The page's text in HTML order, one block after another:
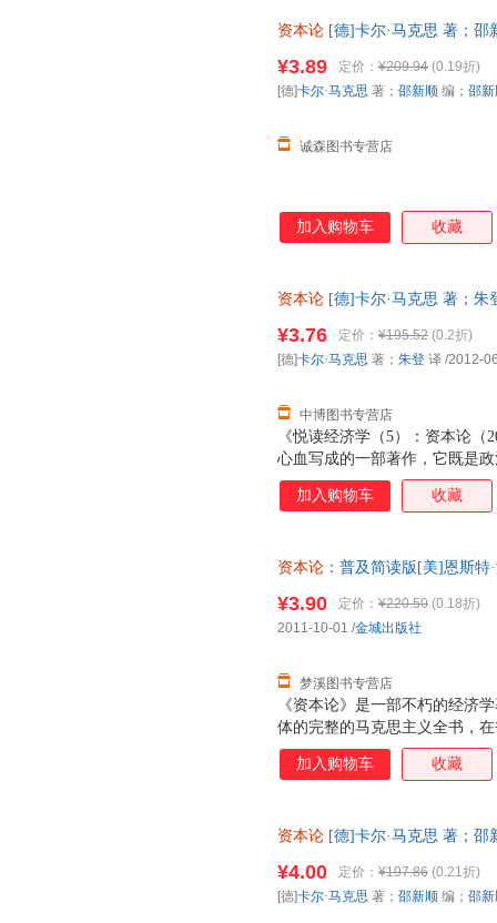
书研究的，是资本主义生产方
以，贯穿《经典通读：资本论
卷里，马克思暂时撇开流通过
资本论 [德]卡尔·马克思 著；
¥3.89 定价： ¥209.94 (0.19折)
诚森图书专营店
[德]卡尔·马克思 著； 邵新顺 编； 邵
加入购物车 收藏
资本论 [德]卡尔·马克思 著；朱
《悦读经济学（5）：资本论
心血写成的一部著作，它既是
科全书。这部巨著第一次深刻
本主义商品生产、流通和分配
¥3.76 定价： ¥195.52 (0.2折)
中博图书专营店
[德]卡尔·马克思 著； 朱登 译 /2012-
加入购物车 收藏
资本论 ：普及简读版[美]恩斯
《资本论》是一部不朽的经济
体的完整的马克思主义全书，
唯物论和剩余价值理论得到了
石的经济学巨著，就是历史唯
危机看似一下子把资本主义世
在我们这个时代马克思并没有
找到关于这次经济危机的原因
¥3.90 定价： ¥220.50 (0.18折)
梦溪图书专营店
2011-10-01 /金城出版社
加入购物车 收藏
资本论 [德]卡尔·马克思 著；邵
¥4.00 定价： ¥197.86 (0.21折)
[德]卡尔·马克思 著； 邵新顺 编； 邵